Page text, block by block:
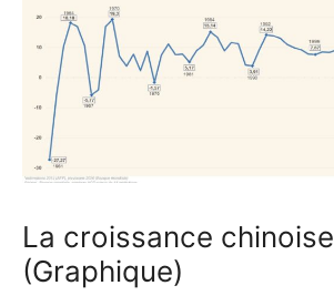
La croissance chinoise
(Graphique)